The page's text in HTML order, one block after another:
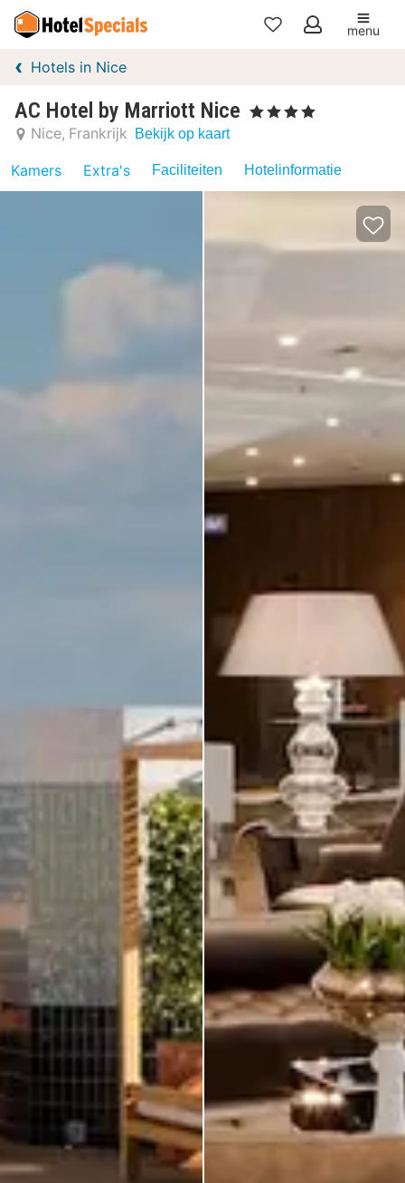
Mijn
menu
Hotels in Nice
AC Hotel by Marriott Nice , 4 Sterren
Nice Frankrijk Bekijk op kaart
Kamers Extra's Faciliteiten Hotelinformatie